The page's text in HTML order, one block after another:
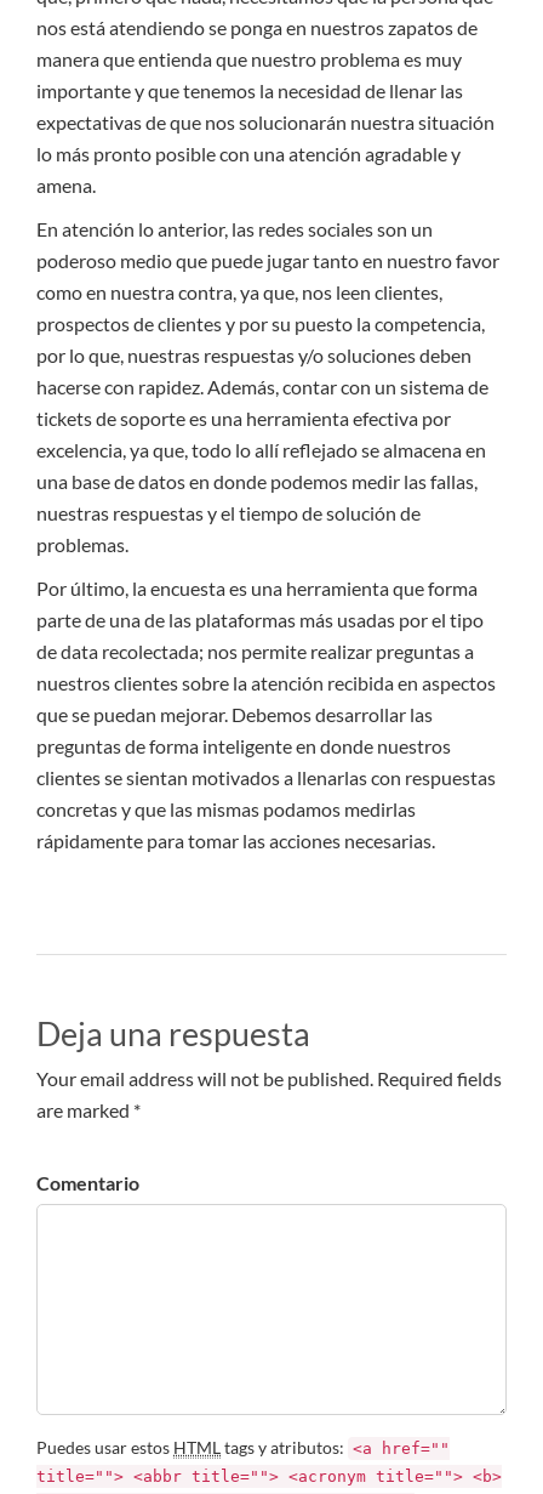
nos está atendiendo se ponga en nuestros zapatos de
manera que entienda que nuestro problema es muy
importante y que tenemos la necesidad de llenar las
expectativas de que nos solucionarán nuestra situación
lo más pronto posible con una atención agradable y
amena.
En atención lo anterior, las redes sociales son un
poderoso medio que puede jugar tanto en nuestro favor
como en nuestra contra, ya que, nos leen clientes,
prospectos de clientes y por su puesto la competencia,
por lo que, nuestras respuestas y/o soluciones deben
hacerse con rapidez. Además, contar con un sistema de
tickets de soporte es una herramienta efectiva por
excelencia, ya que, todo lo allí reflejado se almacena en
una base de datos en donde podemos medir las fallas,
nuestras respuestas y el tiempo de solución de
problemas.
Por último, la encuesta es una herramienta que forma
parte de una de las plataformas más usadas por el tipo
de data recolectada; nos permite realizar preguntas a
nuestros clientes sobre la atención recibida en aspectos
que se puedan mejorar. Debemos desarrollar las
preguntas de forma inteligente en donde nuestros
clientes se sientan motivados a llenarlas con respuestas
concretas y que las mismas podamos medirlas
rápidamente para tomar las acciones necesarias.
Deja una respuesta
Your email address will not be published. Required fields
are marked *
Comentario
Puedes usar estos HTMLtags y atributos: <a href=""
title=""> <abbr title=""> <acronym title=""> <b>